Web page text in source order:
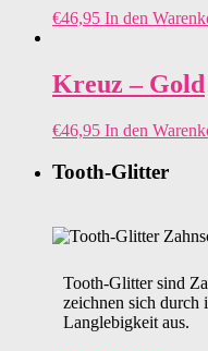
€46,95 In den
Kreuz – Gold
€46,95 In den
Tooth-Glitter
Tooth-Glitter sind
zeichnen sich durch
Langlebigkeit aus.